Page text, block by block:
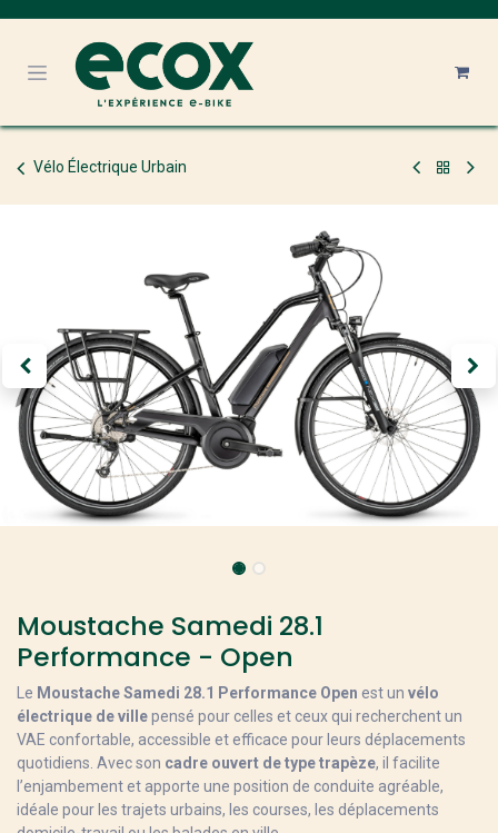
Vélo Électrique Urbain
Moustache Samedi 28.1
Performance - Open
Le Moustache Samedi 28.1 Performance Open est un vélo
électrique de villepensé pour celles et ceux qui recherchent un
VAE confortable, accessible et efficace pour leurs déplacements
quotidiens. Avec son cadre ouvert de type trapèze, il facilite
l’enjambement et apporte une position de conduite agréable,
idéale pour les trajets urbains, les courses, les déplacements